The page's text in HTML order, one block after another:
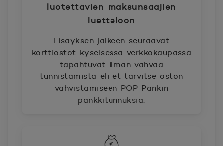
luotettavien maksunsaajien
luetteloon
Lisäyksen jälkeen seuraavat
korttiostot kyseisessä verkkokaupassa
tapahtuvat ilman vahvaa
tunnistamista eli et tarvitse oston
vahvistamiseen POP Pankin
pankkitunnuksia.